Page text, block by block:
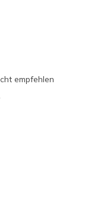
empfehlen